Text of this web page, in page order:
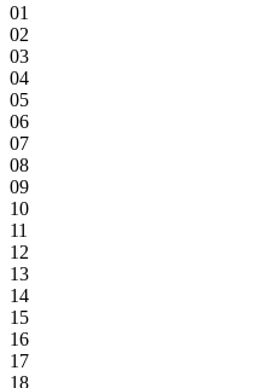
01
02
03
04
05
06
07
08
09
10
11
12
13
14
15
16
17
18